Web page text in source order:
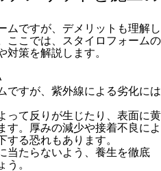
ムですが、デメリットも理解し
ここでは、スタイロフォームの
対策を解説します。
ですが、紫外線による劣化には
って反りが生じたり、表面に黄
す。厚みの減少や接着不良によ
する恐れもあります。
当たらないよう、養生を徹底
う。